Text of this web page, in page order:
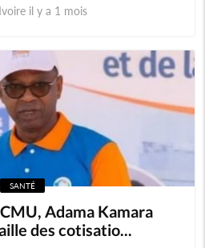
il y a 1 mois
SANTÉ
Adama Kamara
des cotisatio...